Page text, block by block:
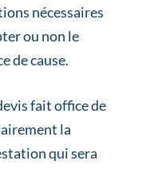
nécessaires
ou non le
de cause.
fait office de
la
qui sera